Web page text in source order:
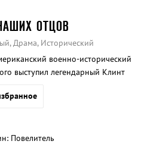
ОТЦОВ
Драма, Исторический
военно-исторический
выступил легендарный Клинт